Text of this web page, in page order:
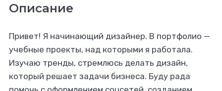
Описание
Привет! Я начинающий дизайнер. В портфолио —
учебные проекты, над которыми я работала.
Изучаю тренды, стремлюсь делать дизайн,
который решает задачи бизнеса. Буду рада